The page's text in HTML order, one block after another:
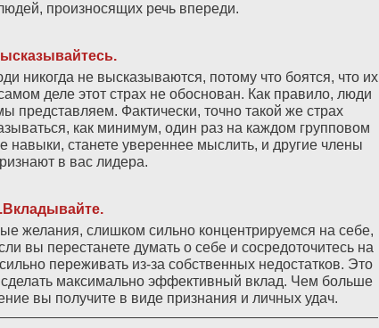
произносящих речь впереди.
никогда не высказываются, потому что боятся, что их
деле этот страх не обоснован. Как правило, люди
представляем. Фактически, точно такой же страх
как минимум, один раз на каждом групповом
навыки, станете увереннее мыслить, и другие члены
в вас лидера.
желания, слишком сильно концентрируемся на себе,
вы перестанете думать о себе и сосредоточитесь на
переживать из-за собственных недостатков. Это
максимально эффективный вклад. Чем больше
вы получите в виде признания и личных удач.